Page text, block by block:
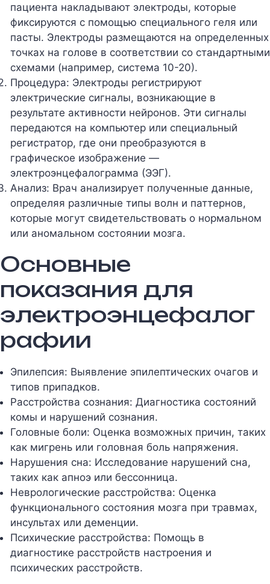
пациента накладывают электроды, которые
фиксируются с помощью специального геля или
пасты. Электроды размещаются на определенных
точках на голове в соответствии со стандартными
схемами (например, система 10-20).
Процедура: Электроды регистрируют
электрические сигналы, возникающие в
результате активности нейронов. Эти сигналы
передаются на компьютер или специальный
регистратор, где они преобразуются в
графическое изображение —
электроэнцефалограмма (ЭЭГ).
Анализ: Врач анализирует полученные данные,
определяя различные типы волн и паттернов,
которые могут свидетельствовать о нормальном
или аномальном состоянии мозга.
Основные
показания для
электроэнцефалог
рафии
Эпилепсия: Выявление эпилептических очагов и
типов припадков.
Расстройства сознания: Диагностика состояний
комы и нарушений сознания.
Головные боли: Оценка возможных причин, таких
как мигрень или головная боль напряжения.
Нарушения сна: Исследование нарушений сна,
таких как апноэ или бессонница.
Неврологические расстройства: Оценка
функционального состояния мозга при травмах,
инсультах или деменции.
Психические расстройства: Помощь в
диагностике расстройств настроения и
психических расстройств.